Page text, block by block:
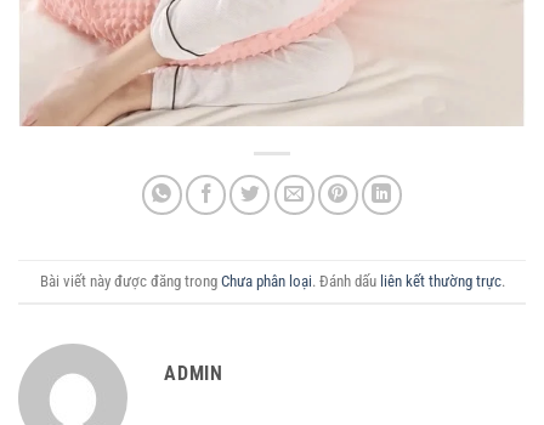
Bài viết này được đăng trong Chưa phân loại. Đánh dấu liên kết thường trực.
ADMIN